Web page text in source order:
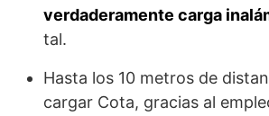
verdaderamente carga
tal.
Hasta los 10 metros de
cargar Cota, gracias al